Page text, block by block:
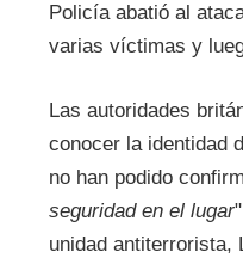
Policía abatió al
varias víctimas y
Las autoridades
conocer la identidad
no han podido
seguridad en el lugar
unidad antiterrorista,